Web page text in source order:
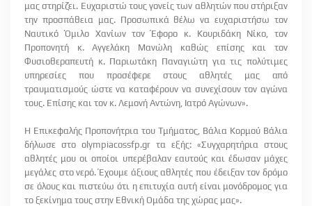
μας στηρίζει. Ευχαριστώ τους γονείς των αθλητών που στήριξαν
την προσπάθεια μας. Προσωπικά θέλω να ευχαριστήσω τον
Ναυτικό Όμιλο Χανίων τον Έφορο κ. Κουριδάκη Νίκο, τον
Προπονητή κ. Αγγελάκη Μανώλη καθώς επίσης και τον
Φυσιοθεραπευτή κ. Παριωτάκη Παναγιώτη για τις πολύτιμες
υπηρεσίες που προσέφερε στους αθλητές μας από
τραυματισμούς ώστε να καταφέρουν να συνεχίσουν τον αγώνα
τους. Επίσης και τον κ. Λεμονή Αντώνη, Ιατρό Αγώνων».
Η Επικεφαλής Προπονήτρια του Τμήματος, Βάλια Κορμού Βάλια
δήλωσε στο olympiacossfp.gr τα εξής: «Συγχαρητήρια στους
αθλητές μου οι οποίοι υπερέβαλαν εαυτούς και έδωσαν μάχες
μεγάλες στο νερό. Έχουμε άξιους αθλητές που έδειξαν τον δρόμο
σε όλους και πιστεύω ότι η επιτυχία αυτή είναι μονόδρομος για
το ξεκίνημα τους στην Εθνική Ομάδα της χώρας μας».